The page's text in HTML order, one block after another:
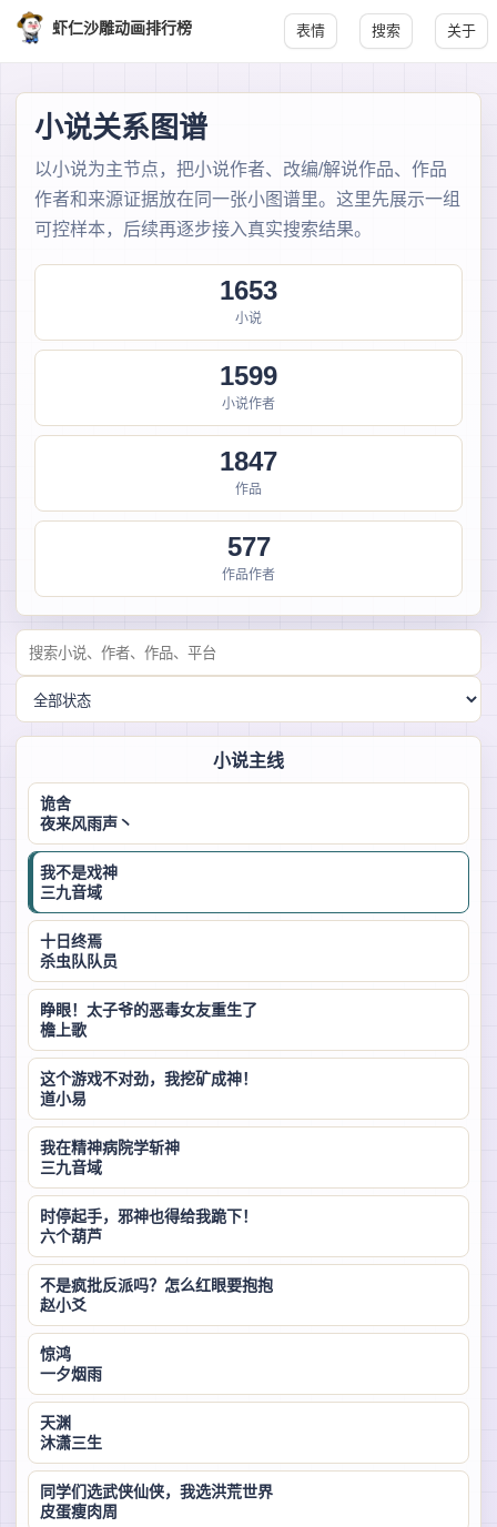
虾仁沙雕动画排行榜 表情 搜索 关于
小说关系图谱
以小说为主节点，把小说作者、改编/解说作品、作品
作者和来源证据放在同一张小图谱里。这里先展示一组
可控样本，后续再逐步接入真实搜索结果。
1653
小说
1599
小说作者
1847
作品
577
作品作者
小说主线
诡舍
夜来风雨声丶
我不是戏神
三九音域
十日终焉
杀虫队队员
睁眼！太子爷的恶毒女友重生了
檐上歌
这个游戏不对劲，我挖矿成神！
道小易
我在精神病院学斩神
三九音域
时停起手，邪神也得给我跪下！
六个葫芦
不是疯批反派吗？怎么红眼要抱抱
赵小爻
惊鸿
一夕烟雨
天渊
沐潇三生
同学们选武侠仙侠，我选洪荒世界
皮蛋瘦肉周